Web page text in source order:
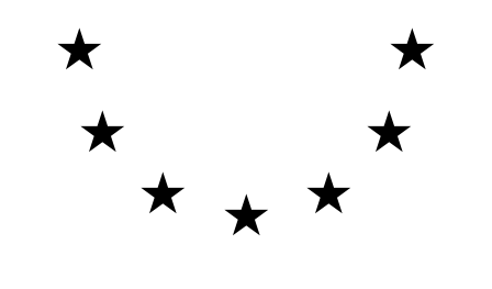
★
★
★
★
★
★
★